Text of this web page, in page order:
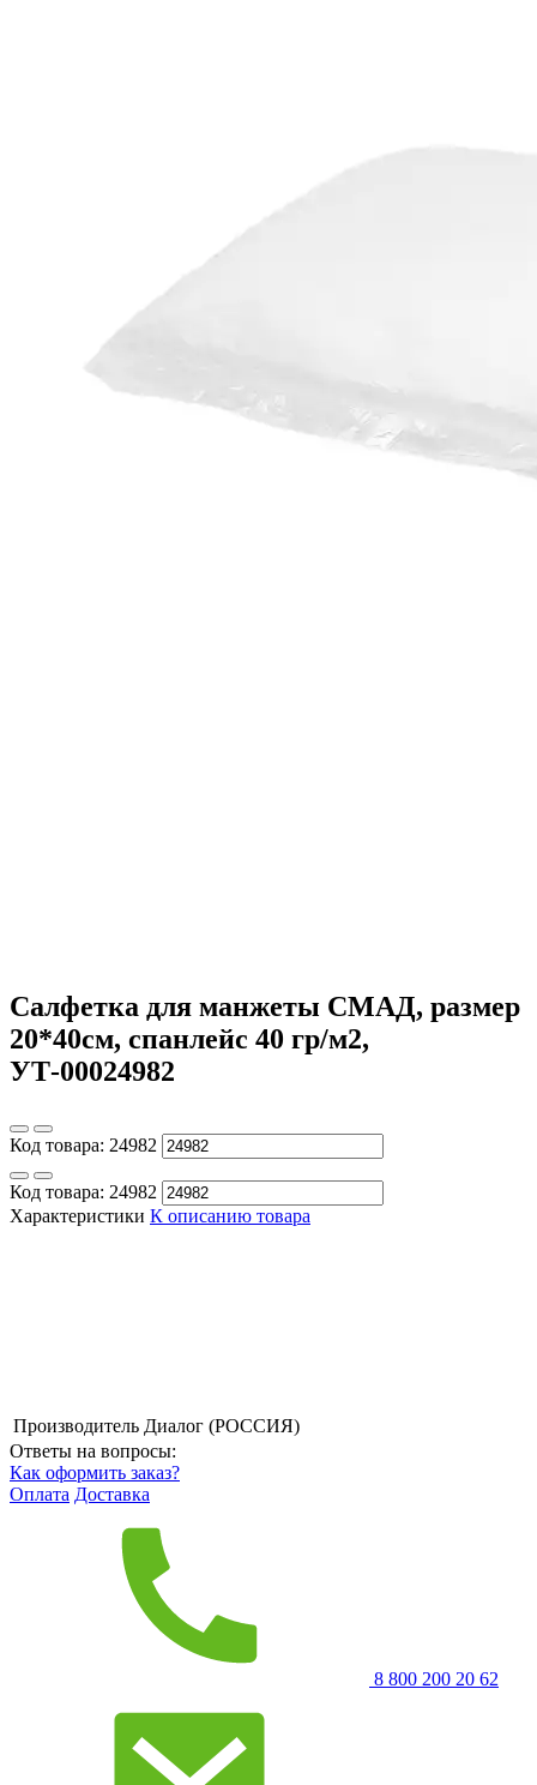
Салфетка для манжеты СМАД, размер
20*40см, спанлейс 40 гр/м2,
УТ-00024982
Код товара: 24982
Код товара: 24982
Характеристики К описанию товара
Производитель Диалог (РОССИЯ)
Ответы на вопросы:
Как оформить заказ?
Оплата Доставка
8 800 200 20 62